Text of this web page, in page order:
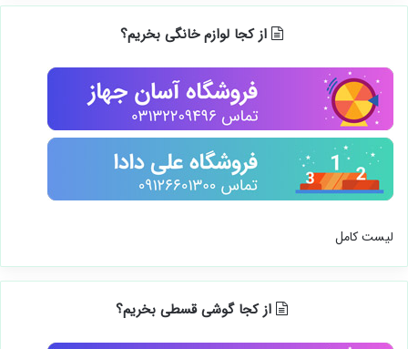
از کجا لوازم خانگی بخریم؟
لیست کامل
از کجا گوشی قسطی بخریم؟